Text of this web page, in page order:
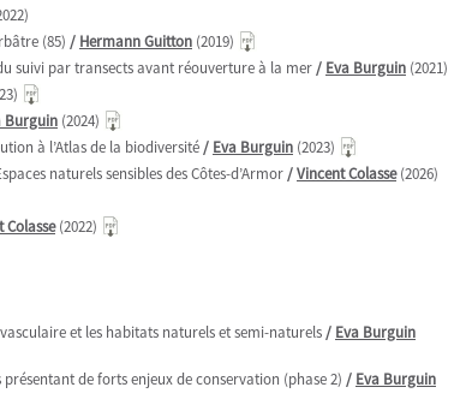
(85) / Hermann Guitton (2019)
suivi par transects avant réouverture à la mer/ Eva Burguin (2021)
Burguin (2024)
à l’Atlas de la biodiversité/ Eva Burguin (2023)
naturels sensibles des Côtes-d’Armor/Vincent Colasse(2026)
Colasse(2022)
et les habitats naturels et semi-naturels/ Eva Burguin
de forts enjeux de conservation (phase 2) / Eva Burguin